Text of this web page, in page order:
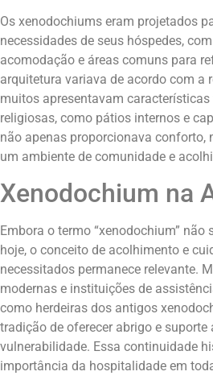
Os xenodochiums eram projetados
necessidades de seus hóspedes,
acomodação e áreas comuns para
arquitetura variava de acordo com a
muitos apresentavam
religiosas, como pátios internos e
não apenas proporcionava conforto,
um ambiente de comunidade e
Xenodochium na
Embora o termo “xenodochium”
hoje, o conceito de acolhimento e
necessitados permanece relevante.
modernas e instituições de
como herdeiras dos antigos
tradição de oferecer abrigo e
vulnerabilidade. Essa continuidade
importância da hospitalidade em